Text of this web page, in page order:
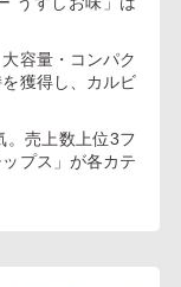
大容量・コンパク
獲得し、カルビ
。売上数上位3フ
プス」が各カテ